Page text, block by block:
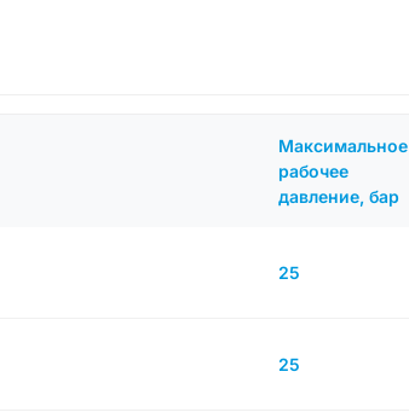
Максимальное
рабочее
давление, бар
25
25